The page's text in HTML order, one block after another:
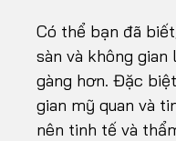
Có thể bạn đã
sàn và không
gàng hơn. Đặc
gian mỹ quan và
nên tinh tế và